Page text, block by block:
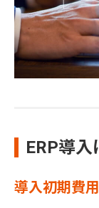
ERP導入
導入初期費